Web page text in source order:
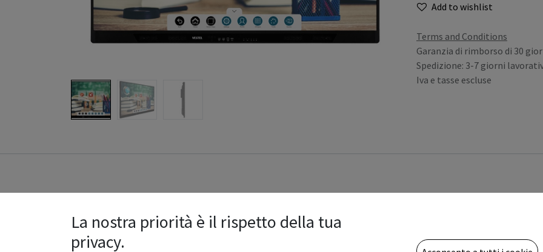
Add to wishlist
Terms and Conditions
Garanzia di rimborso di 30
Spedizione: 3-7 giorni
Iva e tasse escluse
La nostra priorità è il rispetto della tua
privacy.